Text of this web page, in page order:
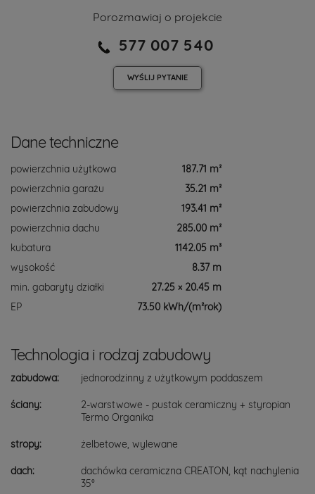
Porozmawiaj o projekcie
577 007 540
WYŚLIJ PYTANIE
Dane techniczne
powierzchnia użytkowa
187.71 m²
powierzchnia garażu
35.21 m²
powierzchnia zabudowy
193.41 m²
powierzchnia dachu
285.00 m²
kubatura
1142.05 m³
wysokość
8.37 m
min. gabaryty działki
27.25 × 20.45 m
EP
73.50 kWh/(m²rok)
Technologia i rodzaj zabudowy
zabudowa: jednorodzinny z użytkowym poddaszem
ściany:
2-warstwowe - pustak ceramiczny + styropian
Termo Organika
stropy: żelbetowe, wylewane
dach:
dachówka ceramiczna CREATON, kąt nachylenia
35°